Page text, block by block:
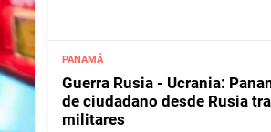
PANAMÁ
Guerra Rusia - Ucrania:
de ciudadano desde Rusia
militares